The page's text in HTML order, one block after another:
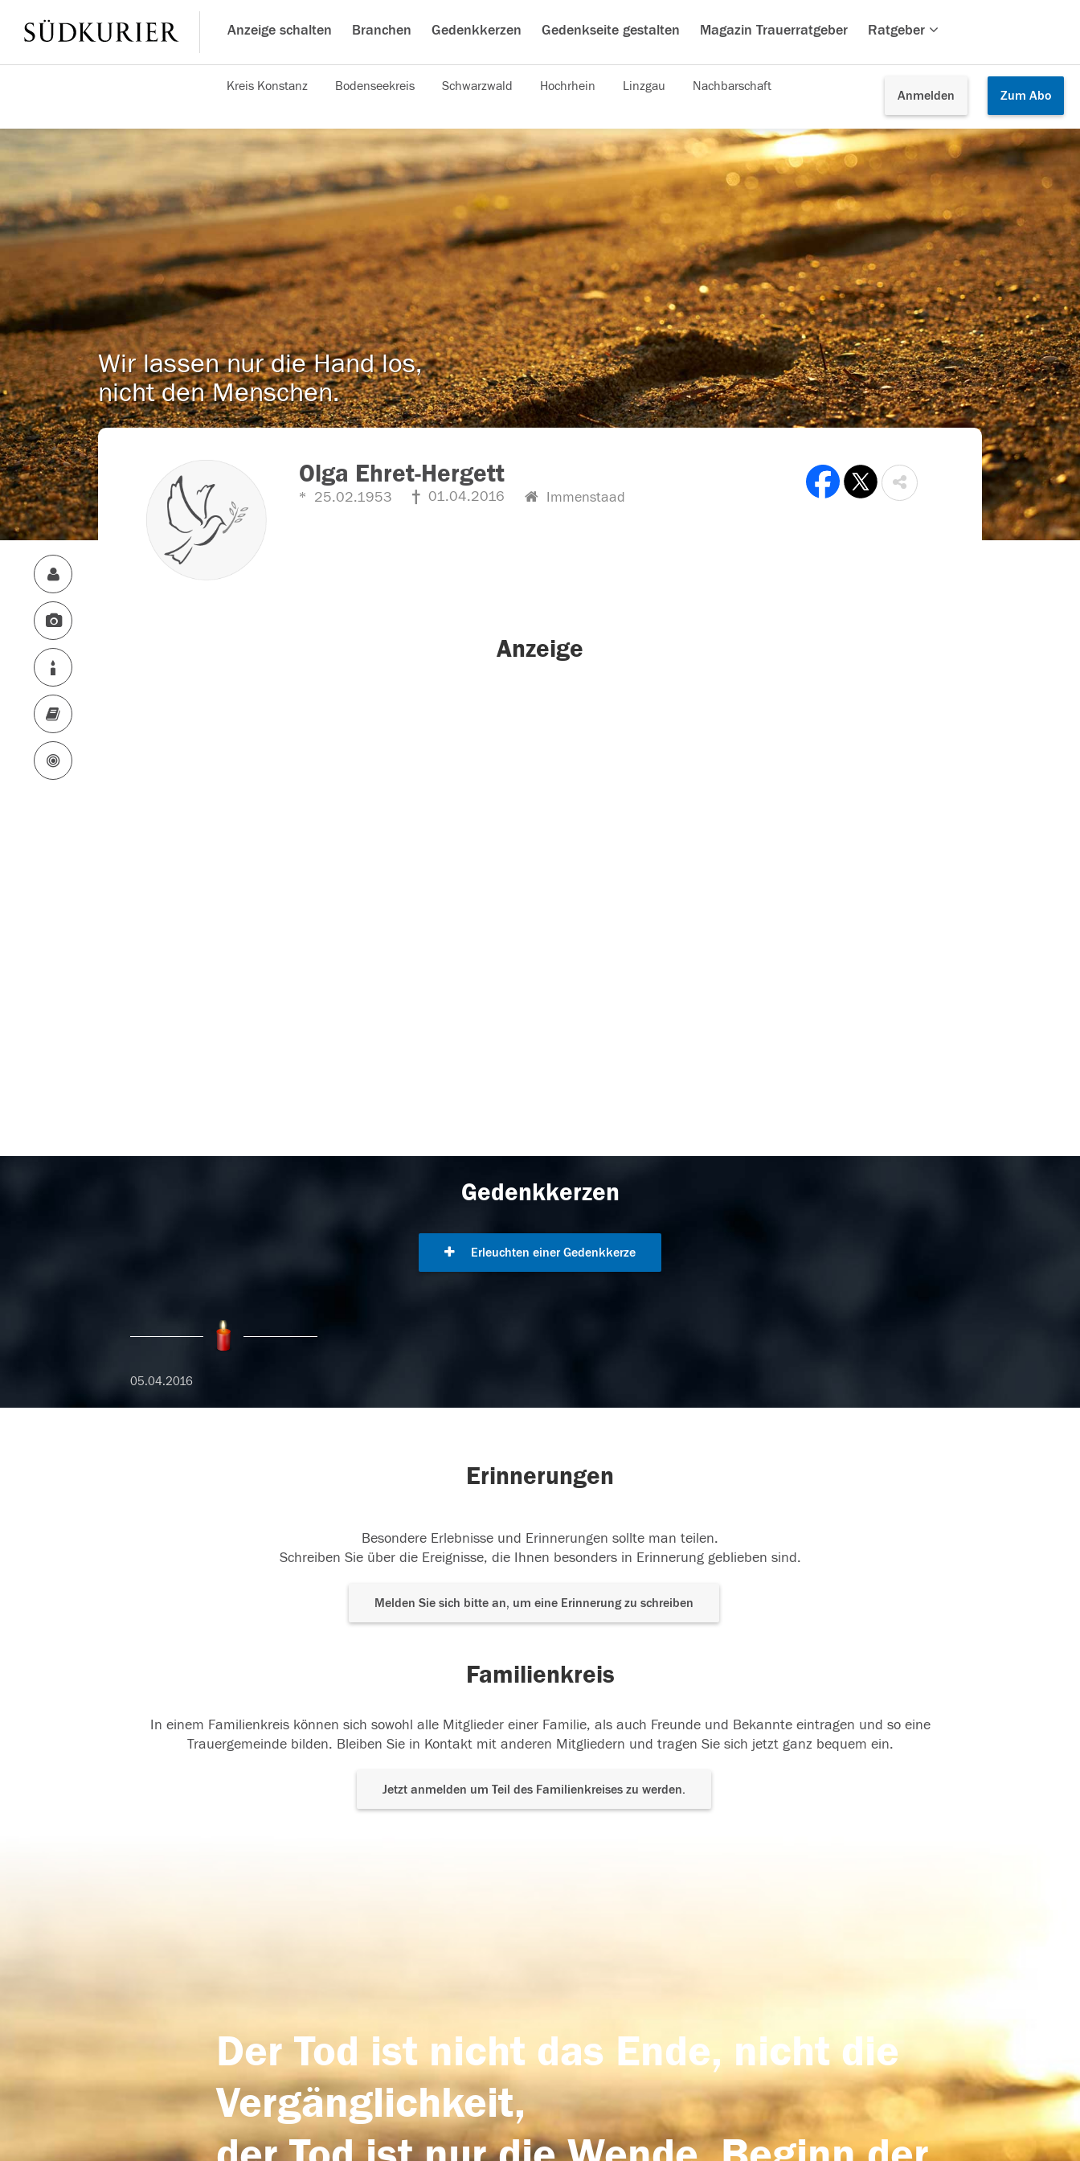
Anzeige schalten Branchen Gedenkkerzen Gedenkseite gestalten Magazin Trauerratgeber Ratgeber
Anmelden Zum Abo
Kreis Konstanz Bodenseekreis Schwarzwald Hochrhein Linzgau Nachbarschaft
Wir lassen nur die Hand los,
nicht den Menschen.
Olga Ehret-Hergett
25.02.1953 01.04.2016 Immenstaad
Anzeige
Gedenkkerzen
Erleuchten einer Gedenkkerze
05.04.2016
Erinnerungen
Besondere Erlebnisse und Erinnerungen sollte man teilen.
Schreiben Sie über die Ereignisse, die Ihnen besonders in Erinnerung geblieben sind.
Melden Sie sich bitte an, um eine Erinnerung zu schreiben
Familienkreis
In einem Familienkreis können sich sowohl alle Mitglieder einer Familie, als auch Freunde und Bekannte eintragen und so eine
Trauergemeinde bilden. Bleiben Sie in Kontakt mit anderen Mitgliedern und tragen Sie sich jetzt ganz bequem ein.
Jetzt anmelden um Teil des Familienkreises zu werden.
Der Tod ist nicht das Ende, nicht die
Vergänglichkeit,